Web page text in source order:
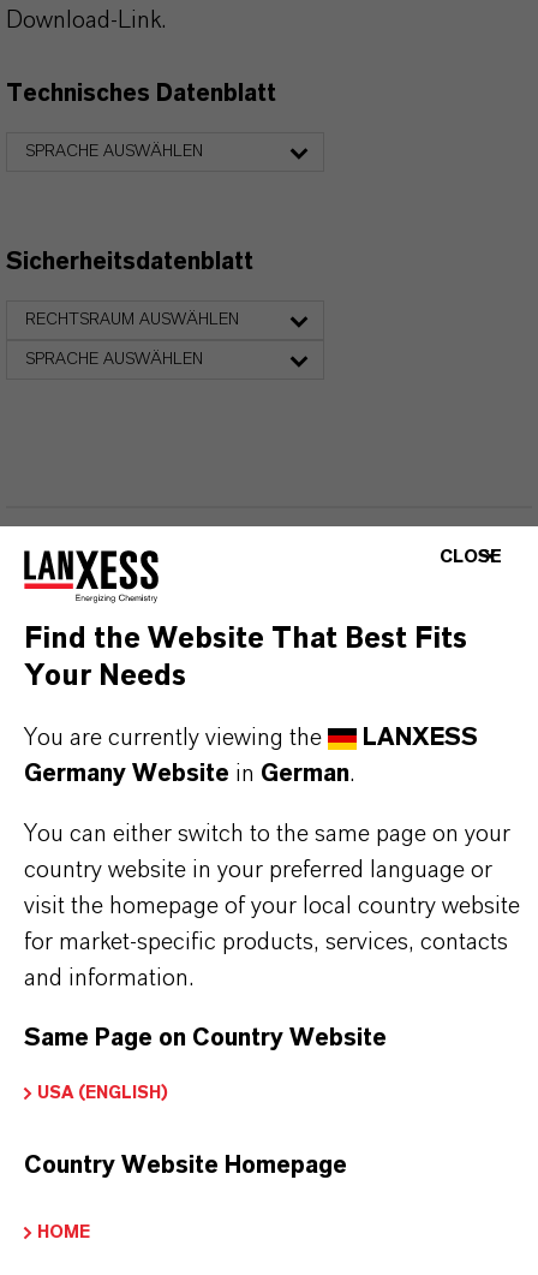
Download-Link.
Technisches Datenblatt
SPRACHE AUSWÄHLEN
Sicherheitsdatenblatt
RECHTSRAUM AUSWÄHLEN
SPRACHE AUSWÄHLEN
FAQ FÜR ALLE EISENOXID-
PRODUKTE
WELCHE EIGENSCHAFTEN HABEN
LANXESS?
IN WELCHEN FARBEN SIND
EISENOXIDE VON LANXESS
ERHÄLTLICH?
LANXESS HERGESTELLT?
CLOSE
Find the Website That Best Fits
Your Needs
You are currently viewing the
LANXESS
Germany Website in German.
You can either switch to the same page on your
country website in your preferred language or
visit the homepage of your local country website
for market-specific products, services, contacts
and information.
Same Page on Country Website
USA (ENGLISH)
Country Website Homepage
HOME